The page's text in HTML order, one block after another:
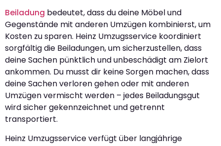
Beiladung bedeutet, dass du deine Möbel und
Gegenstände mit anderen Umzügen kombinierst, um
Kosten zu sparen. Heinz Umzugsservice koordiniert
sorgfältig die Beiladungen, um sicherzustellen, dass
deine Sachen pünktlich und unbeschädigt am Zielort
ankommen. Du musst dir keine Sorgen machen, dass
deine Sachen verloren gehen oder mit anderen
Umzügen vermischt werden – jedes Beiladungsgut
wird sicher gekennzeichnet und getrennt
transportiert.
Heinz Umzugsservice verfügt über langjährige